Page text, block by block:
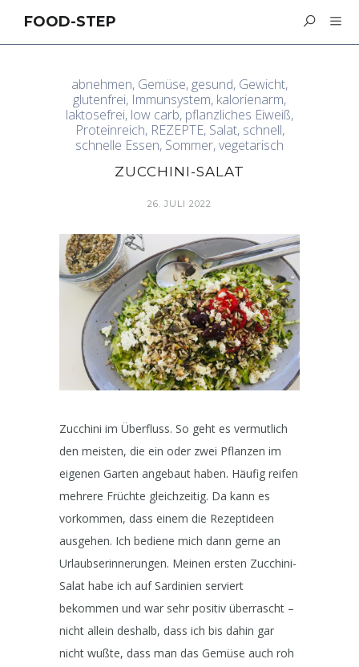
FOOD-STEP
abnehmen, Gemüse, gesund, Gewicht,
glutenfrei, Immunsystem, kalorienarm,
laktosefrei, low carb, pflanzliches Eiweiß,
Proteinreich, REZEPTE, Salat, schnell,
schnelle Essen, Sommer,vegetarisch
ZUCCHINI-SALAT
26. JULI 2022
Zucchini im Überfluss. So geht es vermutlich
den meisten, die ein oder zwei Pflanzen im
eigenen Garten angebaut haben. Häufig reifen
mehrere Früchte gleichzeitig. Da kann es
vorkommen, dass einem die Rezeptideen
ausgehen. Ich bediene mich dann gerne an
Urlaubserinnerungen. Meinen ersten Zucchini-
Salat habe ich auf Sardinien serviert
bekommen und war sehr positiv überrascht –
nicht allein deshalb, dass ich bis dahin gar
nicht wußte, dass man das Gemüse auch roh